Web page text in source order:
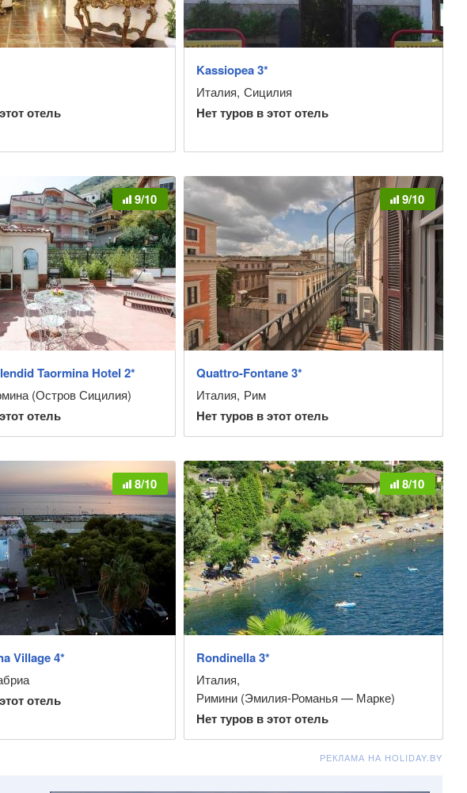
отель
Kassiopea 3*
Италия, Сицилия
Нет туров в этот отель
9/10
Taormina Hotel 2*
(Остров Сицилия)
отель
9/10
Quattro-Fontane 3*
Италия, Рим
Нет туров в этот отель
8/10
Village 4*
отель
8/10
Rondinella 3*
Италия,
Римини (Эмилия-Романья — Марке)
Нет туров в этот отель
РЕКЛАМА НА HOLIDAY.BY